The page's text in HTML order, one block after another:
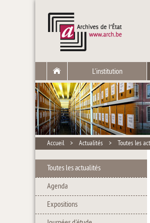
L'institution
Accueil > Actualités > Toutes les
Toutes les actualités
Agenda
Expositions